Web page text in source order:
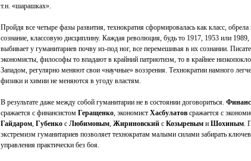
т.н. «шарашках».
Пройдя все четыре фазы развития, технократия сформировалась как класс, обрела
сознание, классовую дисциплину. Каждая революция, будь то 1917, 1953 или 1989,
выбивает у гуманитариев почву из-под ног, все перемешивая в их сознании.
экономисты, философы то впадают в крайний патриотизм, то в крайнее
Западом, регулярно меняют свои «научные» воззрения. Технократии намного
физики и химии не меняются в угоду властям.
В результате даже между собой гуманитарии не в состоянии договориться.
сражается с финансистом Геращенко, экономист Хасбулатов сражается с
Гайдаром, Губенко с Любимовым, Жириновский с Козыревым и Шохиным.
экстремизм гуманитариев позволяет технократам малыми силами забирать
управления практически без боя.